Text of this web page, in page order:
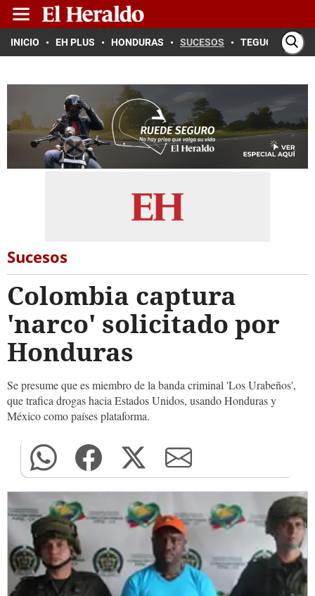
INICIO EH PLUS HONDURAS SUCESOS TEGUCIGALPA
Sucesos
Colombia captura
'narco' solicitado por
Honduras
Se presume que es miembro de la banda criminal 'Los Urabeños',
que trafica drogas hacia Estados Unidos, usando Honduras y
México como países plataforma.